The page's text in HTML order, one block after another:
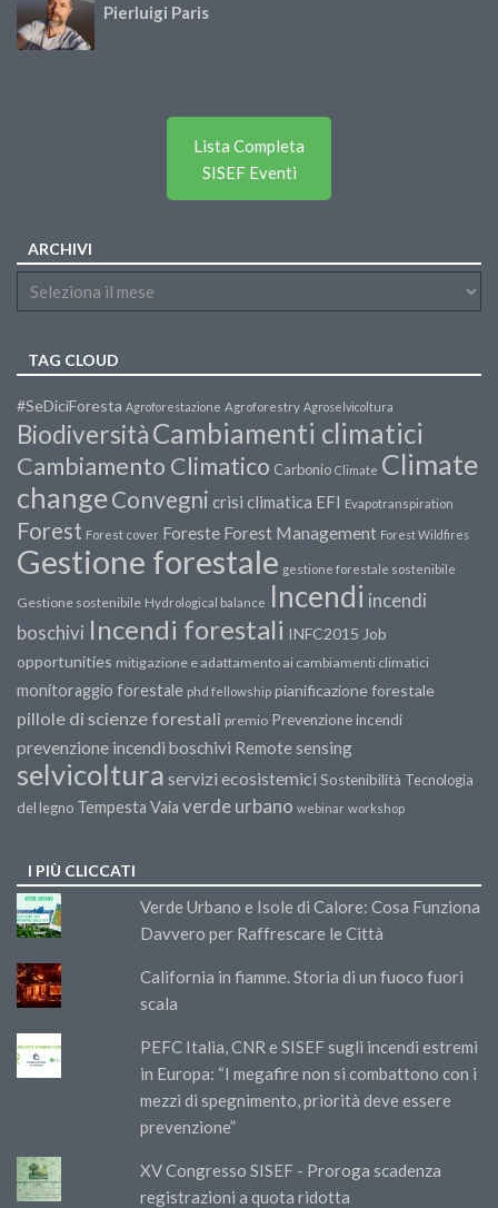
Pierluigi Paris
Lista Completa
SISEF Eventi
ARCHIVI
TAG CLOUD
#SeDiciForesta Agroforestazione Agroforestry Agroselvicoltura
BiodiversitàCambiamenti climatici
Cambiamento Climatico Carbonio Climate Climate
changeConvegni crisi climatica EFI Evapotranspiration
Forest Forest cover Foreste Forest Management Forest Wildfires
Gestione forestale gestione forestale sostenibile
Gestione sostenibile Hydrological balance Incendi incendi
boschivi Incendi forestali INFC2015 Job
opportunities mitigazione e adattamento ai cambiamenti climatici
monitoraggio forestale phd fellowship pianificazione forestale
pillole di scienze forestali premio Prevenzione incendi
prevenzione incendi boschivi Remote sensing
selvicoltura servizi ecosistemici Sostenibilità Tecnologia
del legno Tempesta Vaia verde urbano webinar workshop
I PIÙ CLICCATI
Verde Urbano e Isole di Calore: Cosa Funziona
Davvero per Raffrescare le Città
California in fiamme. Storia di un fuoco fuori
scala
PEFC Italia, CNR e SISEF sugli incendi estremi
in Europa: “I megafire non si combattono con i
mezzi di spegnimento, priorità deve essere
prevenzione”
XV Congresso SISEF - Proroga scadenza
registrazioni a quota ridotta